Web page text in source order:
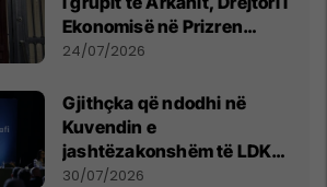
Ekonomisë në Prizren
mohon pretendimet
24/07/2026
Gjithçka që ndodhi në
Kuvendin e
jashtëzakonshëm të LDK-
së
30/07/2026